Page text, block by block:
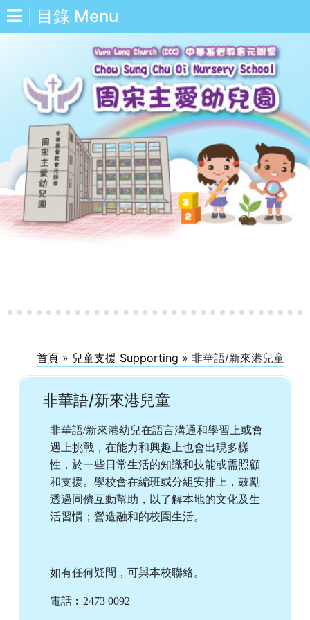
目錄 Menu
首頁» 兒童支援 Supporting » 非華語/新來港兒童
非華語/新來港兒童
非華語/新來港幼兒在語言溝通和學習上或會
遇上挑戰，在能力和興趣上也會出現多樣
性，於一些日常生活的知識和技能或需照顧
和支援。學校會在編班或分組安排上，鼓勵
透過同儕互動幫助，以了解本地的文化及生
活習慣；營造融和的校園生活。
如有任何疑問，可與本校聯絡。
電話︰2473 0092